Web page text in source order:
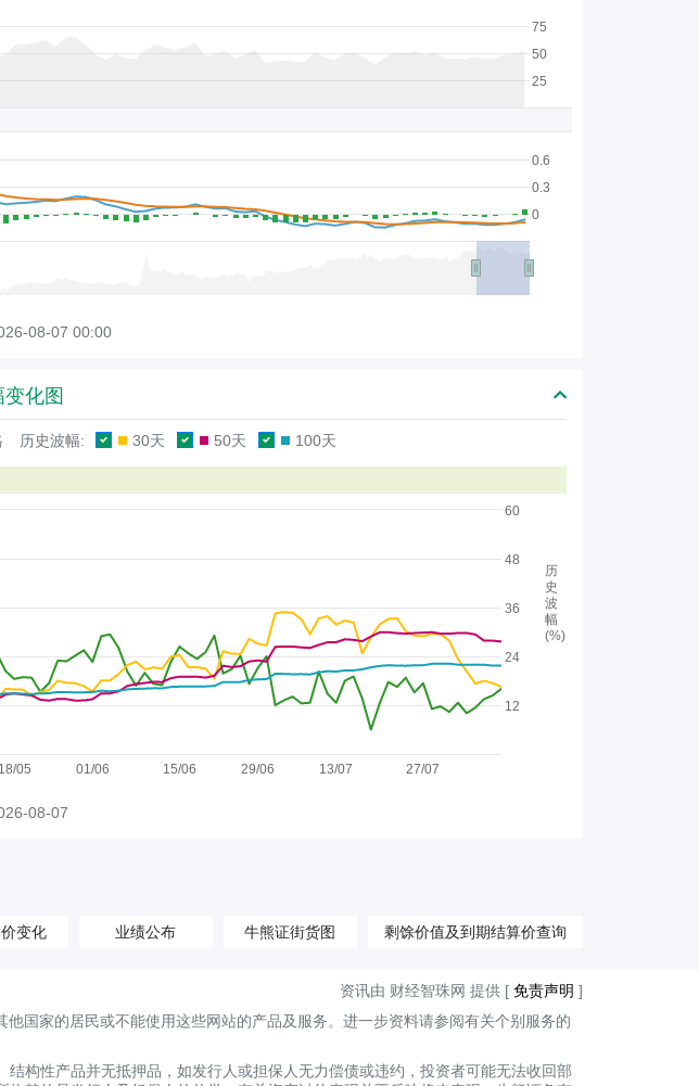
25
50
75
0
0.3
0.6
08-07 00:00
化图
历史波幅: 30天 50天 100天
18/05 01/06 15/06 29/06 13/07 27/07
12
24
36
48
60
历
史
波
幅
(%)
08-07
变化 业绩公布 牛熊证街货图 剩馀价值及到期结算价查询
资讯由 财经智珠网 提供 [ 免责声明 ]
国家的居民或不能使用这些网站的产品及服务。进一步资料请参阅有关个别服务的
构性产品并无抵押品，如发行人或担保人无力偿债或违约，投资者可能无法收回部